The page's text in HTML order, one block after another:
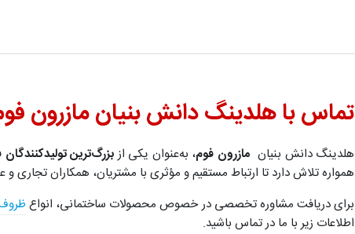
تماس با هلدینگ دانش بنیان مازرون
هلدینگ دانش بنیان مازرون فوم، به‌عنوان یکی ازبزرگ‌ترین
همواره تلاش دارد تا ارتباط مستقیم و مؤثری با مشتریان، همکاران تجاری و
برای دریافت مشاوره تخصصی در خصوص محصولات ساختمانی، انواع
اطلاعات زیر با ما در تماس باشید.